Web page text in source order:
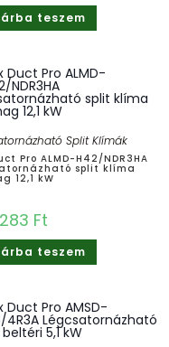
teszem
Split Klímák
Pro ALMD-H42/NDR3HA
split klíma
12,1 kW
Ft
teszem